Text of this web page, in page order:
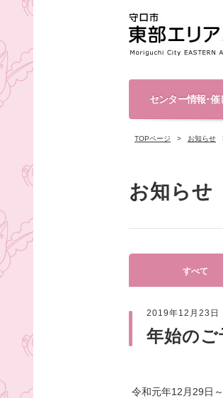
センター情報･催
TOPページ お知らせ
お知らせ
すべて
2019年12月23日
年始のご
令和元年12月29日